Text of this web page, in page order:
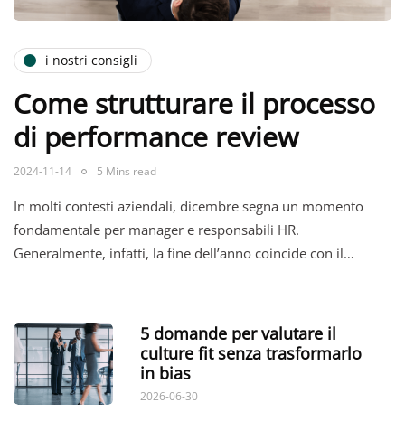
i nostri consigli
Come strutturare il processo
di performance review
2024-11-14 5 Mins read
In molti contesti aziendali, dicembre segna un momento
fondamentale per manager e responsabili HR.
Generalmente, infatti, la fine dell’anno coincide con il…
5 domande per valutare il
culture fit senza trasformarlo
in bias
2026-06-30